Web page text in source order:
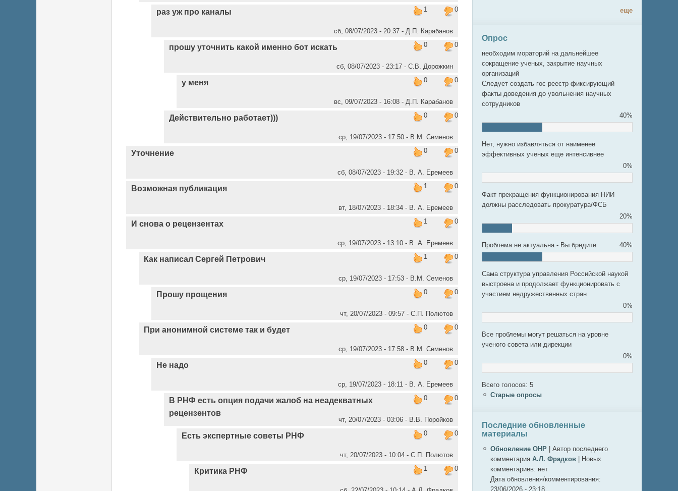
1
0
раз уж про каналы
сб, 08/07/2023 - 20:37 - Д.П. Карабанов
0
0
прошу уточнить какой именно бот искать
сб, 08/07/2023 - 23:17 - С.В. Дорожкин
0
0
у меня
вс, 09/07/2023 - 16:08 - Д.П. Карабанов
0
0
Действительно работает)))
ср, 19/07/2023 - 17:50 - В.М. Семенов
0
0
Уточнение
сб, 08/07/2023 - 19:32 - В. А. Еремеев
1
0
Возможная публикация
вт, 18/07/2023 - 18:34 - В. А. Еремеев
1
0
И снова о рецензентах
ср, 19/07/2023 - 13:10 - В. А. Еремеев
1
0
Как написал Сергей Петрович
ср, 19/07/2023 - 17:53 - В.М. Семенов
0
0
Прошу прощения
чт, 20/07/2023 - 09:57 - C.П. Полютов
0
0
При анонимной системе так и будет
ср, 19/07/2023 - 17:58 - В.М. Семенов
0
0
Не надо
ср, 19/07/2023 - 18:11 - В. А. Еремеев
0
0
В РНФ есть опция подачи жалоб на неадекватных
рецензентов
чт, 20/07/2023 - 03:06 - В.В. Поройков
0
0
Есть экспертные советы РНФ
чт, 20/07/2023 - 10:04 - C.П. Полютов
1
0
Критика РНФ
еще
Опрос
необходим мораторий на дальнейшее
сокращение ученых, закрытие научных
организаций
Следует создать гос реестр фиксирующий
факты доведения до увольнения научных
сотрудников
40%
Нет, нужно избавляться от наименее
эффективных ученых еще интенсивнее
0%
Факт прекращения функционирования НИИ
должны расследовать прокуратура/ФСБ
20%
Проблема не актуальна - Вы бредите 40%
Сама структура управления Российской наукой
выстроена и продолжает функционировать с
участием недружественных стран
0%
Все проблемы могут решаться на уровне
ученого совета или дирекции
0%
Всего голосов: 5
Старые опросы
Последние обновленные
материалы
Обновление ОНР
Автор последнего
комментария А.Л. Фрадков
Новых
комментариев: нет
Дата обновления/комментирования:
23/06/2026 - 23:18